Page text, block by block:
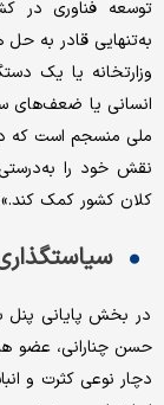
توسعه فناوری در
به‌تنهایی قادر به
وزارتخانه یا یک
انسانی یا ضعف‌های
ملی منسجم است که
نقش خود را
کلان کشور کمک کند.»
در بخش پایانی پنل
حسن چنارانی، عضو
دچار نوعی کثرت و